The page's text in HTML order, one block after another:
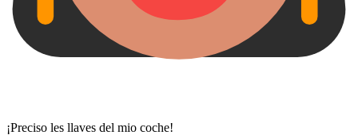
¡Preciso les llaves del mio coche!